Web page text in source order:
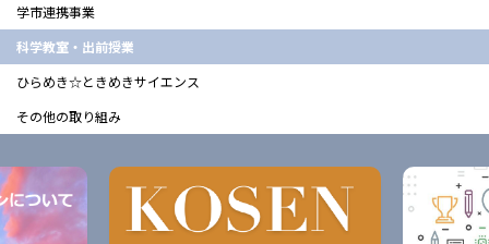
学市連携事業
科学教室・出前授業
ひらめき☆ときめきサイエンス
その他の取り組み